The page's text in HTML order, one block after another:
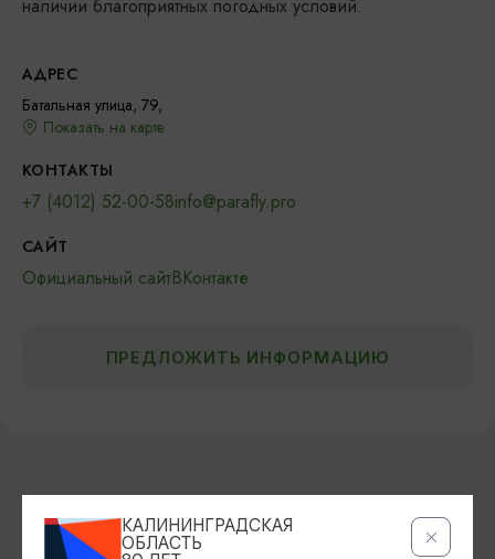
наличии благоприятных погодных условий.
АДРЕС
Батальная улица, 79,
Показать на карте
КОНТАКТЫ
+7 (4012) 52-00-58info@parafly.pro
САЙТ
Официальный сайтВКонтакте
ПРЕДЛОЖИТЬ ИНФОРМАЦИЮ
ДРУГИЕ МЕСТА
КАЛИНИНГРАДСКАЯ
ОБЛАСТЬ